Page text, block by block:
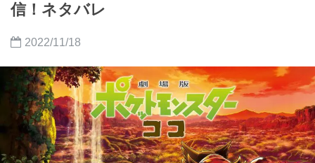
信！ネタバレ
2022/11/18